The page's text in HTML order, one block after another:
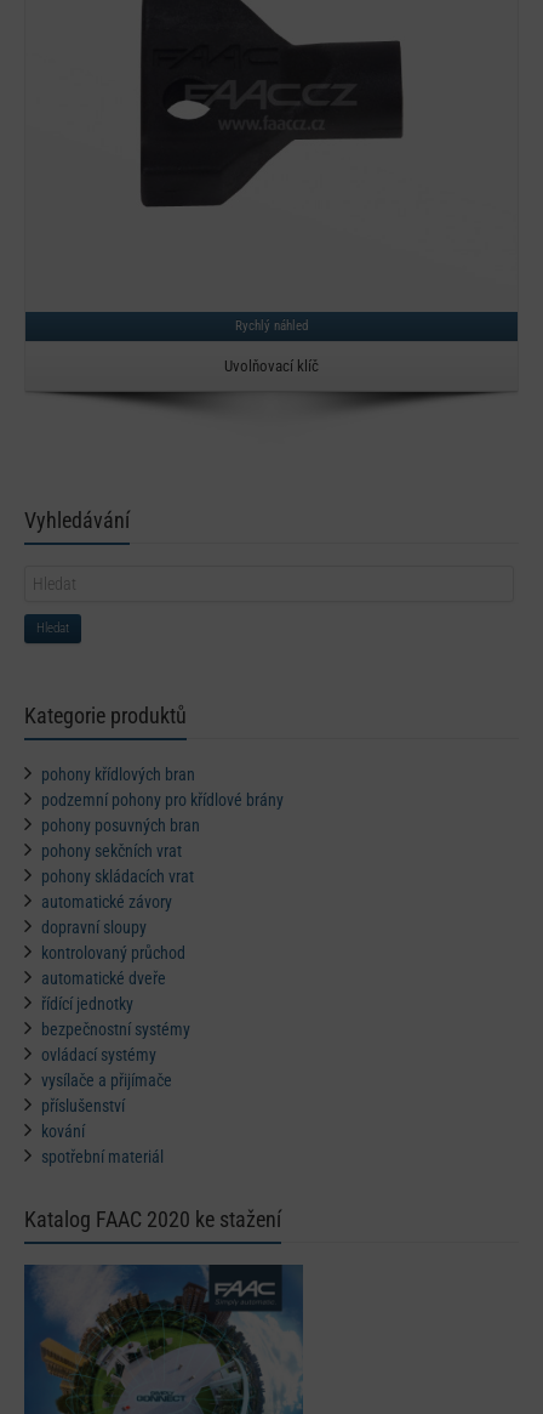
Rychlý náhled
Uvolňovací klíč
Vyhledávání
Hledat
Kategorie produktů
pohony křídlových bran
podzemní pohony pro křídlové brány
pohony posuvných bran
pohony sekčních vrat
pohony skládacích vrat
automatické závory
dopravní sloupy
kontrolovaný průchod
automatické dveře
řídící jednotky
bezpečnostní systémy
ovládací systémy
vysílače a přijímače
příslušenství
kování
spotřební materiál
Katalog FAAC 2020 ke stažení